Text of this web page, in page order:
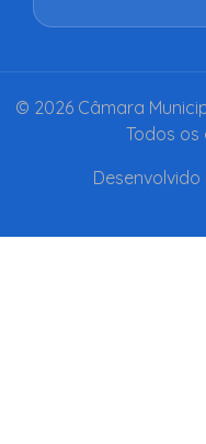
© 2026 Câmara
Todos os
Desenvolvido